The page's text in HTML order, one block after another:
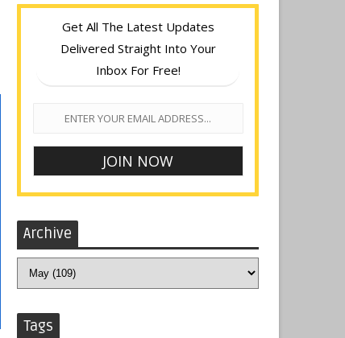
Get All The Latest Updates
Delivered Straight Into Your
Inbox For Free!
Archive
Tags